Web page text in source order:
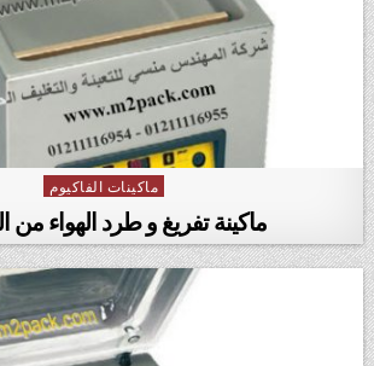
Posted in
ماكينات الفاكيوم
ماكينة تفريغ و طرد الهواء من